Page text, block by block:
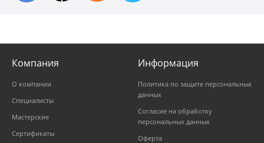
Компания
О компании
Специалисты
Мастерские
Сертификаты
Информация
Политика по защите персональных
данных
Согласие на обработку
персональных данных
Оферта